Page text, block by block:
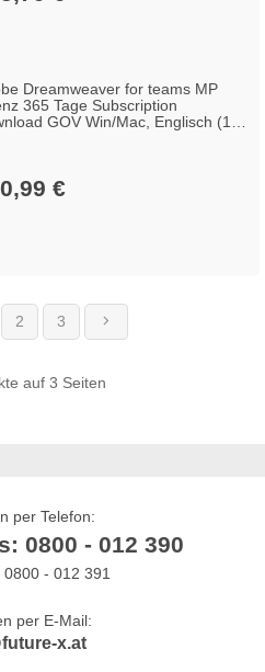
Dreamweaver for teams MP
365 Tage Subscription
GOV Win/Mac, Englisch (1-9
€
2 3
auf 3 Seiten
per Telefon:
0800 - 012 390
0800 - 012 391
per E-Mail:
x.at